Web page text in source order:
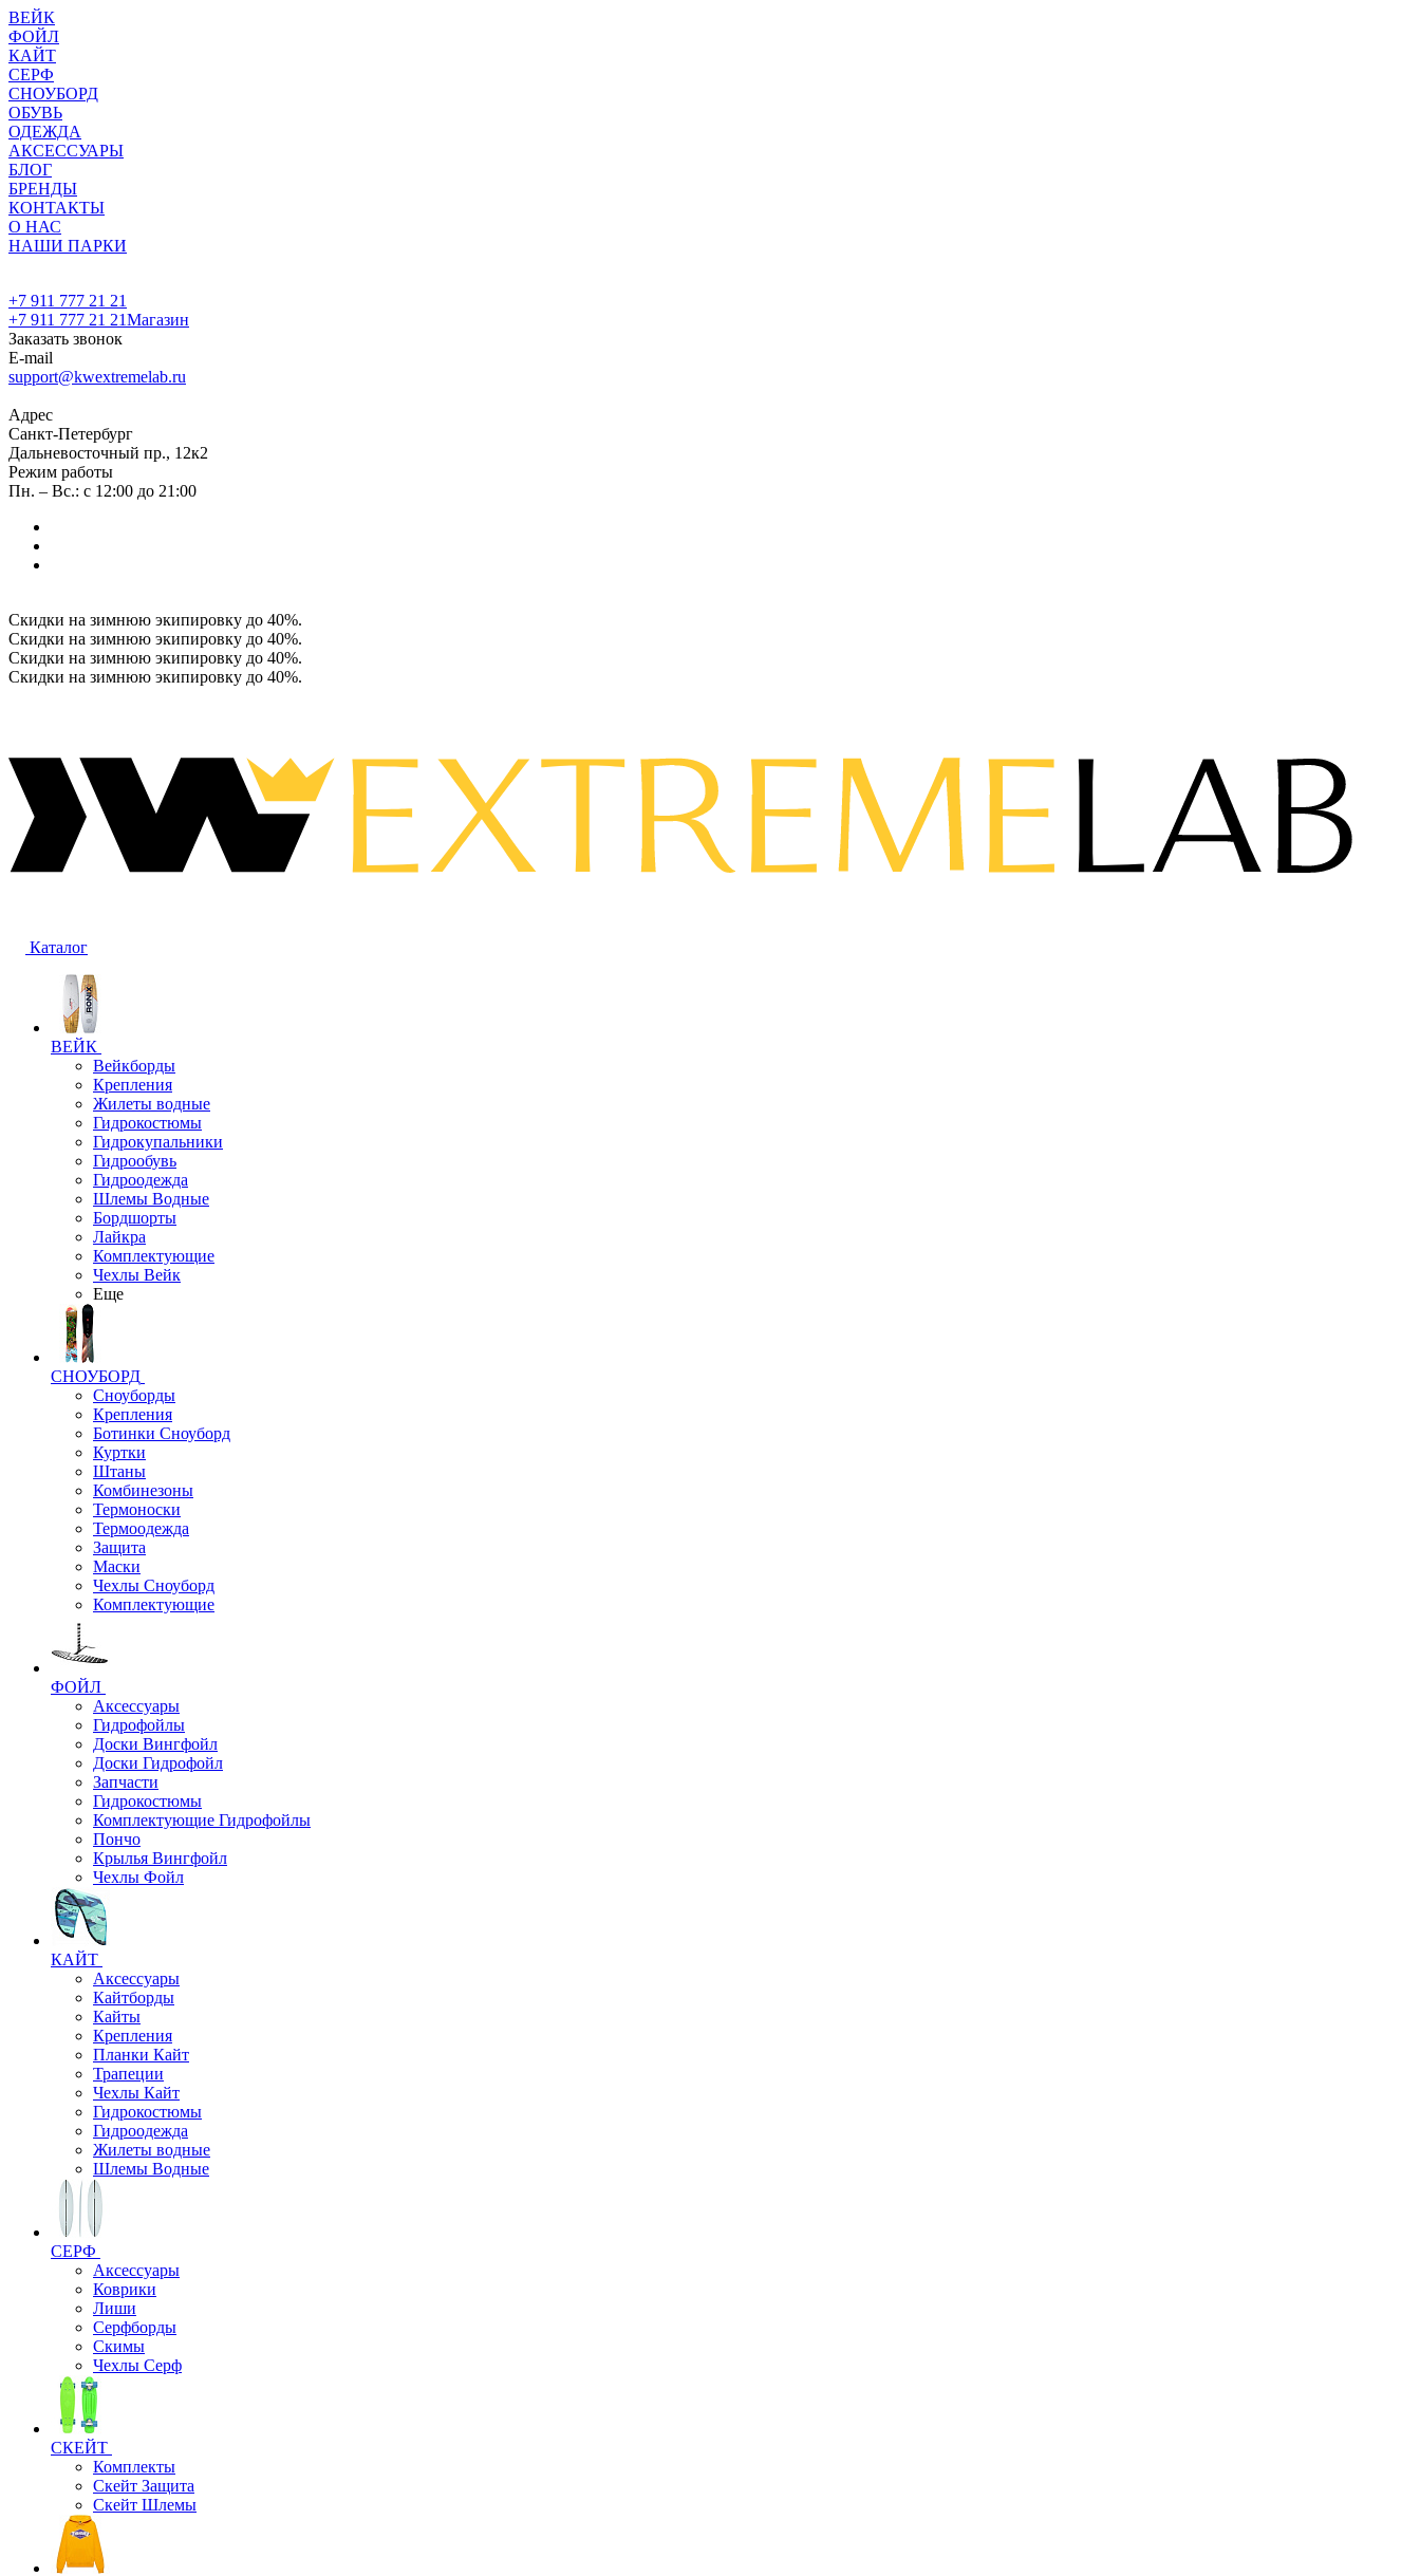
ВЕЙК
ФОЙЛ
КАЙТ
СЕРФ
СНОУБОРД
ОБУВЬ
ОДЕЖДА
АКСЕССУАРЫ
БЛОГ
БРЕНДЫ
КОНТАКТЫ
О НАС
НАШИ ПАРКИ
+7 911 777 21 21
+7 911 777 21 21Магазин
Заказать звонок
E-mail
support@kwextremelab.ru
Адрес
Санкт-Петербург
Дальневосточный пр., 12к2
Режим работы
Пн. – Вс.: с 12:00 до 21:00
Скидки на зимнюю экипировку до 40%.
Скидки на зимнюю экипировку до 40%.
Скидки на зимнюю экипировку до 40%.
Скидки на зимнюю экипировку до 40%.
Каталог
ВЕЙК
Вейкборды
Крепления
Жилеты водные
Гидрокостюмы
Гидрокупальники
Гидрообувь
Гидроодежда
Шлемы Водные
Бордшорты
Лайкра
Комплектующие
Чехлы Вейк
Еще
СНОУБОРД
Сноуборды
Крепления
Ботинки Сноуборд
Куртки
Штаны
Комбинезоны
Термоноски
Термоодежда
Защита
Маски
Чехлы Сноуборд
Комплектующие
ФОЙЛ
Аксессуары
Гидрофойлы
Доски Вингфойл
Доски Гидрофойл
Запчасти
Гидрокостюмы
Комплектующие Гидрофойлы
Пончо
Крылья Вингфойл
Чехлы Фойл
КАЙТ
Аксессуары
Кайтборды
Кайты
Крепления
Планки Кайт
Трапеции
Чехлы Кайт
Гидрокостюмы
Гидроодежда
Жилеты водные
Шлемы Водные
СЕРФ
Аксессуары
Коврики
Лиши
Серфборды
Скимы
Чехлы Cерф
СКЕЙТ
Комплекты
Скейт Защита
Скейт Шлемы